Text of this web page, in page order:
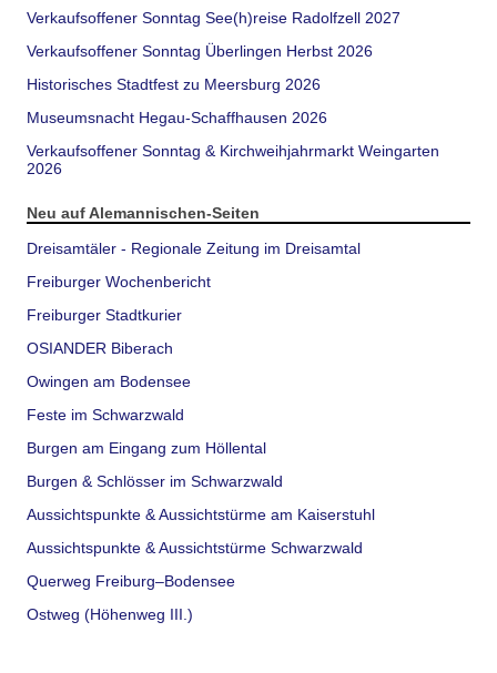
Verkaufsoffener Sonntag See(h)reise Radolfzell 2027
Verkaufsoffener Sonntag Überlingen Herbst 2026
Historisches Stadtfest zu Meersburg 2026
Museumsnacht Hegau-Schaffhausen 2026
Verkaufsoffener Sonntag & Kirchweihjahrmarkt Weingarten
2026
Neu auf Alemannischen-Seiten
Dreisamtäler - Regionale Zeitung im Dreisamtal
Freiburger Wochenbericht
Freiburger Stadtkurier
OSIANDER Biberach
Owingen am Bodensee
Feste im Schwarzwald
Burgen am Eingang zum Höllental
Burgen & Schlösser im Schwarzwald
Aussichtspunkte & Aussichtstürme am Kaiserstuhl
Aussichtspunkte & Aussichtstürme Schwarzwald
Querweg Freiburg–Bodensee
Ostweg (Höhenweg III.)